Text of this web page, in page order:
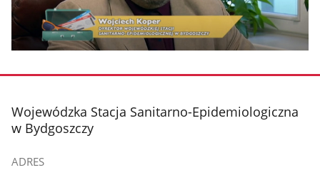
stopka
Wojewódzka Stacja Sanitarno-Epidemiologiczna
w Bydgoszczy
ADRES